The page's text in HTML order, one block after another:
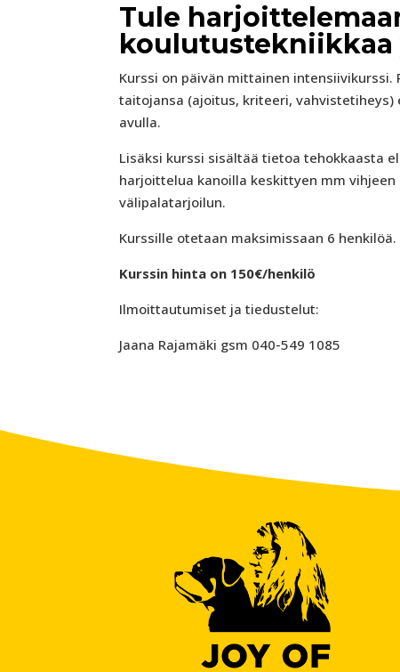
Tule
koulutustekniikkaa
Kurssi on päivän mittainen
taitojansa (ajoitus, kriteeri,
avulla.
Lisäksi kurssi sisältää tietoa tehokkaasta
harjoittelua kanoilla keskittyen mm
välipalatarjoilun.
Kurssille otetaan maksimissaan 6
Kurssin hinta on 150€/henkilö
Ilmoittautumiset ja tiedustelut:
Jaana Rajamäki gsm 040-549 1085